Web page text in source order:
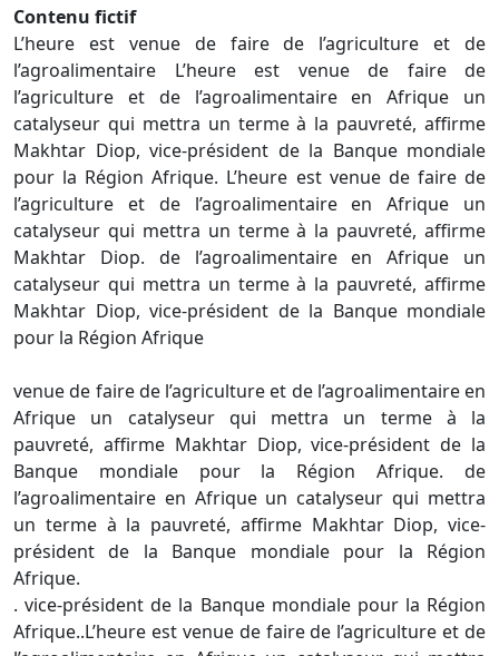
Contenu fictif
L’heure est venue de faire de l’agriculture et de
l’agroalimentaire L’heure est venue de faire de
l’agriculture et de l’agroalimentaire en Afrique un
catalyseur qui mettra un terme à la pauvreté, affirme
Makhtar Diop, vice-président de la Banque mondiale
pour la Région Afrique. L’heure est venue de faire de
l’agriculture et de l’agroalimentaire en Afrique un
catalyseur qui mettra un terme à la pauvreté, affirme
Makhtar Diop. de l’agroalimentaire en Afrique un
catalyseur qui mettra un terme à la pauvreté, affirme
Makhtar Diop, vice-président de la Banque mondiale
pour la Région Afrique
venue de faire de l’agriculture et de l’agroalimentaire en
Afrique un catalyseur qui mettra un terme à la
pauvreté, affirme Makhtar Diop, vice-président de la
Banque mondiale pour la Région Afrique. de
l’agroalimentaire en Afrique un catalyseur qui mettra
un terme à la pauvreté, affirme Makhtar Diop, vice-
président de la Banque mondiale pour la Région
Afrique.
. vice-président de la Banque mondiale pour la Région
Afrique..L’heure est venue de faire de l’agriculture et de